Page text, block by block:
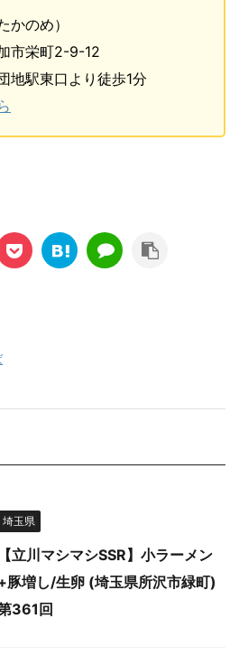
かのめ）
市栄町2-9-12
地駅東口より徒歩1分
埼玉県
【立川マシマシSSR】小ラーメン
豚増し/生卵 (埼玉県所沢市緑町)
361回